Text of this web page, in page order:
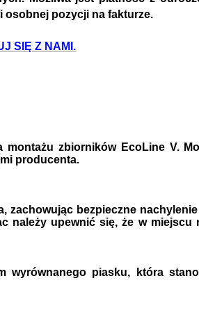
osobnej pozycji na fakturze.
SIĘ Z NAMI.
zbiorników EcoLine V.
producenta.
zachowując bezpieczne
należy upewnić się, że w miejscu
wyrównanego piasku, która